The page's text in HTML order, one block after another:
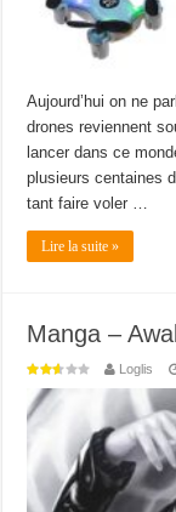
Aujourd’hui on ne
drones reviennent
lancer dans ce
plusieurs centaines
tant faire voler …
Lire la suite »
Manga –
Loglis